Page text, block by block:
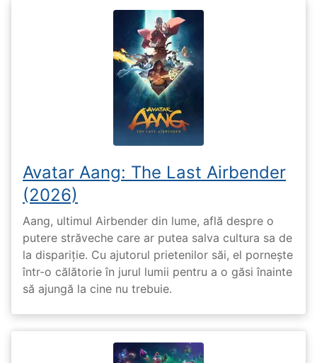
Avatar Aang: The Last Airbender
(2026)
Aang, ultimul Airbender din lume, află despre o
putere străveche care ar putea salva cultura sa de
la dispariție. Cu ajutorul prietenilor săi, el pornește
într-o călătorie în jurul lumii pentru a o găsi înainte
să ajungă la cine nu trebuie.